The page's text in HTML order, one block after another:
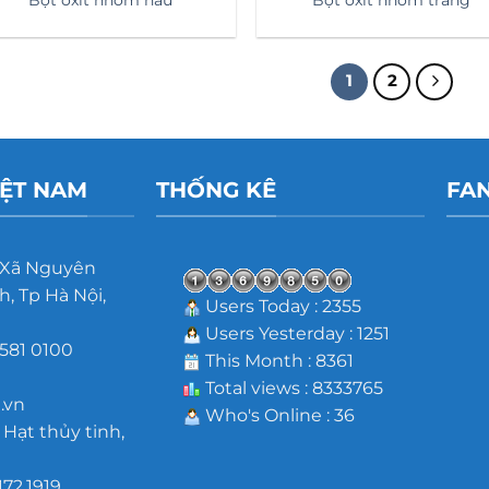
1 2
NAM
Nguyên
Tp Hà Nội,
0100
thủy tinh,
THỐNG KÊ
Users Today : 2355
Users Yesterday : 1251
This Month : 8361
Total views : 8333765
Who's Online : 36